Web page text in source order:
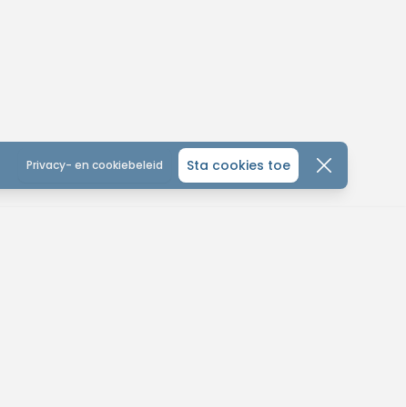
Sta cookies toe
Privacy- en cookiebeleid